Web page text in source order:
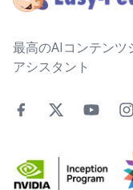
最高のAIコンテンツ
アシスタント